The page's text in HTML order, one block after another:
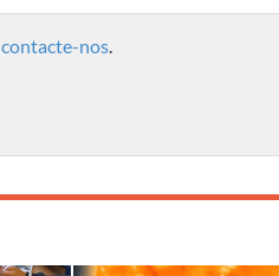
contacte-nos.